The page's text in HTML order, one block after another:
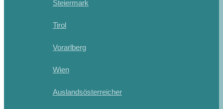
Steiermark
Tirol
Vorarlberg
Wien
Auslandsösterreicher